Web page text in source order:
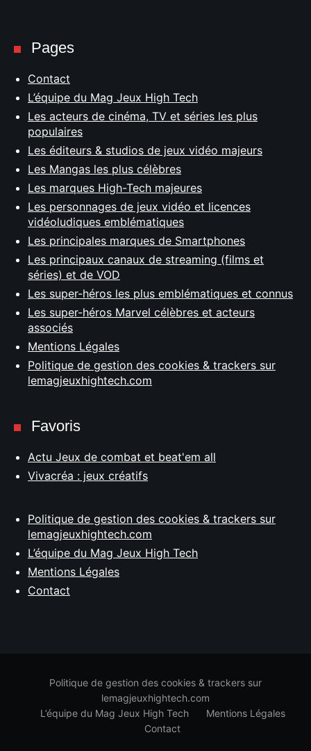
Pages
Contact
L’équipe du Mag Jeux High Tech
Les acteurs de cinéma, TV et séries les plus
populaires
Les éditeurs & studios de jeux vidéo majeurs
Les Mangas les plus célèbres
Les marques High-Tech majeures
Les personnages de jeux vidéo et licences
vidéoludiques emblématiques
Les principales marques de Smartphones
Les principaux canaux de streaming (films et
séries) et de VOD
Les super-héros les plus emblématiques et connus
Les super-héros Marvel célèbres et acteurs
associés
Mentions Légales
Politique de gestion des cookies & trackers sur
lemagjeuxhightech.com
Favoris
Actu Jeux de combat et beat'em all
Vivacréa : jeux créatifs
Politique de gestion des cookies & trackers sur
lemagjeuxhightech.com
L’équipe du Mag Jeux High Tech
Mentions Légales
Contact
Politique de gestion des cookies & trackers sur
lemagjeuxhightech.com
L’équipe du Mag Jeux High Tech
Mentions Légales
Contact